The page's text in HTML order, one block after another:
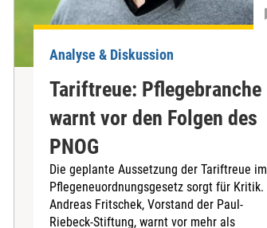
Analyse & Diskussion
Tariftreue: Pflegebranche
warnt vor den Folgen des
PNOG
Die geplante Aussetzung der Tariftreue im
Pflegeneuordnungsgesetz sorgt für Kritik.
Andreas Fritschek, Vorstand der Paul-
Riebeck-Stiftung, warnt vor mehr als